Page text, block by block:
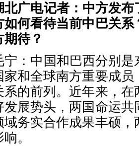
北广电记者：中方发
如何看待当前中巴关
期待？
宁：中国和巴西分别
家和全球南方重要成
系的前列。近年来，
发展势头，两国命运
域务实合作成果丰硕
。